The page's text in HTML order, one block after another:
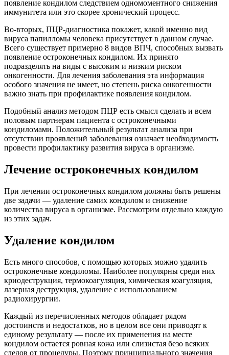
появление кондилом следствием одномоментного снижения
иммунитета или это скорее хронический процесс.
Во-вторых, ПЦР-диагностика покажет, какой именно вид
вируса папилломы человека присутствует в данном случае.
Всего существует примерно 8 видов ВПЧ, способных вызвать
появление остроконечных кондилом. Их принято
подразделять на виды с высоким и низким риском
онкогенности. Для лечения заболевания эта информация
особого значения не имеет, но степень риска онкогенности
важно знать при профилактике появления кондилом.
Подобный анализ методом ПЦР есть смысл сделать и всем
половым партнерам пациента с остроконечными
кондиломами. Положительный результат анализа при
отсутствии проявлений заболевания означает необходимость
провести профилактику развития вируса в организме.
Лечение остроконечных кондилом
При лечении остроконечных кондилом должны быть решены
две задачи — удаление самих кондилом и снижение
количества вируса в организме. Рассмотрим отдельно каждую
из этих задач.
Удаление кондилом
Есть много способов, с помощью которых можно удалить
остроконечные кондиломы. Наиболее популярны среди них
криодеструкция, термокоагуляция, химическая коагуляция,
лазерная деструкция, удаление с использованием
радиохирургии.
Каждый из перечисленных методов обладает рядом
достоинств и недостатков, но в целом все они приводят к
единому результату — после их применения на месте
кондилом остается ровная кожа или слизистая безо всяких
следов от процедуры. Поэтому принципиального значения